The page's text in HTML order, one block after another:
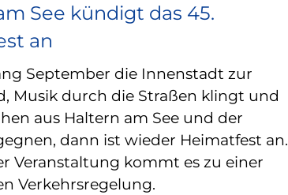
See kündigt das 45.
an
September die Innenstadt zur
Musik durch die Straßen klingt und
aus Haltern am See und der
dann ist wieder Heimatfest an.
Veranstaltung kommt es zu einer
Verkehrsregelung.